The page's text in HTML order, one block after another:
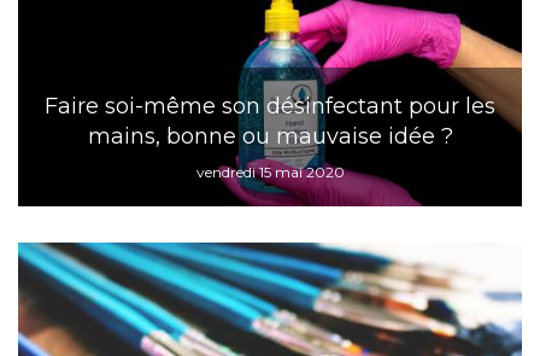
Faire soi-même son désinfectant pour les
mains, bonne ou mauvaise idée ?
vendredi 15 mai 2020